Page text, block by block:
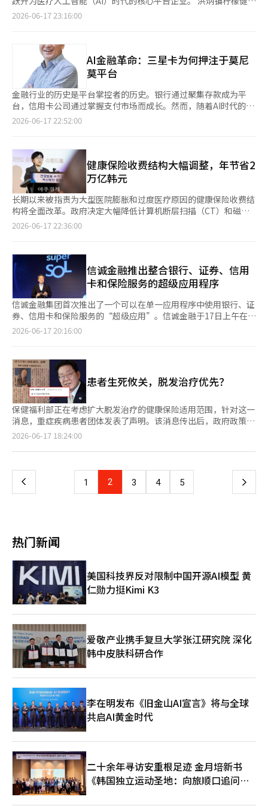
其中220艘为油轮。尽管美国与伊朗达成了停火谅解备忘录
（MOU），敌对行为几乎停止，但船东们仍然担心脆弱的和平会
完全开放。”他还表示：“特朗普政府期待在‘史诗般的愤怒’行
动开始之前，能源运输能够尽快恢复正常。引用匿名消息来源的报
道应被视为毫无根据的猜测。”※ 本报道经人工智能（AI）系统翻
译与编辑。
电动车的普及速度将进一步加快。政府持续推动环保车的普及政
策，同时汽车制造商之间的销售竞争也愈加激烈。根据凯兹优数据
同月的21727辆增长了50.9%。 保险公司为了降低电动车的高损失
率负担，正在调整附加险的折扣率等，但效果有限。汽车保险是一
种需要同时考虑消费者负担和政策导向的产品，因此难以将损失率
的上升直接反映在保险费上。 实际上，尽管汽车保险的损失率恶
化，政府最近推出了针对参与车辆五部制的保险费折扣政策，重视
扩大消费者的优惠。 保险业界人士表示：“虽然可以将电动车的
高损失率部分反映在保险费中，但由于汽车保险的强制性和受到消
费者负担及政策导向的影响，难以直接将损失率的上升转嫁给消费
获得30万韩元的政府补助金。由우리金融未来基金选定的自立准备
青年学员可额外获得70万韩元。对于长期失业青年或社会关怀对
力支持青年们不仅仅是接受教育和知识传授，而是能够成长为‘金
融AI专家’。”※ 本报道经人工智能（AI）系统翻译与编辑。
护理公司代表在17日于首尔汝矣岛康拉德酒店举行的企业公开
在成长为一个能够让医疗数据自由流动的中介基础设施企业。”
柠檬健康护理拥有连接医院、患者、保险公司和公共机构的实时双
向医疗数据中介平台——‘LDB（柠檬数字桥）’作为核心技术。
该平台的特点是将各医院不同的医疗数据标准化，并实时传递给所
需机构。 目前，公司在国内47家综合医院中已获得38家客户，市
场份额超过80%。患者使用的智能医院应用程序累计下载量已超过
1300万次。 特别是，参与保险开发院的实损保险索赔电子化平
台‘实损24’的建设项目，使公司在全国范围内的医疗数据中介能
达到190万，累计索赔次数突破1000万次。 洪代表表示：“目前
我们已积累超过1亿条医疗数据。”他进一步解释道：“我们正在
从医疗数据中介平台向数据加工和流通的基于数据的业务演变。”
公司计划在上市后构建医疗AI学习数据市场，成为向医疗AI企业、
大学和研究机构提供高质量医疗AI学习数据的数据交易平台运营
商。 洪代表强调：“我们不是开发医疗AI模型的公司，而是连接和
供应医疗AI企业所需数据的公司。”他表示：“我们将建立医疗AI
时代必不可少的数据流通基础设施。” 此外，公司还计划扩大远
电子处方传递和医疗影像移动发放等新数字医疗服务。 柠檬健康
护理计划将此次上市所获得的资金投入到医疗AI学习数据市场的建
设和新数字医疗服务的开发中。 另一方面，柠檬健康护理将公开
200万股，预计的公开价格范围为7500至1万元，预计募集金额为
15亿至20亿元。需求预测将于19日结束，普通认购将于24日至25
日进行。上市主承销商为KB证券。※ 本报道经人工智能（AI）系
统翻译与编辑。
2026-06-17 23:16:00
AI金融革命：三星卡为何押注于莫尼
莫平台
金融行业的历史是平台掌控者的历史。银行通过聚集存款成为平
台，信用卡公司通过掌握支付市场而成长。然而，随着AI时代的到
来，金融的竞争焦点再次发生变化。如今，客户数据的获取、精细
以泰总裁，首先需要看到信用卡行业的现实。当前，信用卡行业正
面临结构性危机。商户手续费持续降低，Toss、Kakao Pay、
Naver Pay等大型科技公司迅速侵占支付市场。过去仅靠增加信用
卡发放量来实现增长的时代已经结束。如果信用卡公司无法找到新
的盈利点，最终可能沦为平台公司的外包商，这种危机感在行业内
普遍存在。 金以泰正是从这一点出发。他认为，信用卡公司的本
质不在于卡片，而在于数据。信用卡公司最了解客户何时、何地、
购买了什么、使用了哪些服务以及偏好哪些品牌。在AI时代，这些
公司的竞争力将由数据的数量和质量决定，而非网点数量或会员数
量。 实际上，三星卡正在积极扩展数据相关业务，如数据专业机
构、我的数据和企业信息查询等。这不仅仅是简单的新业务拓展，
而是为AI金融时代构建基础设施。金以泰所展望的未来是一个数据
公司，而非传统的信用卡公司。它是一个理解客户消费并通过AI预
测客户未来行为的企业。 他的金融企业家精神在此显露无遗。当
其他人担忧信用卡收益时，他关注的是数据的未来。当其他人谈论
支付时，他则谈论平台。他超越了信用卡业务的界限，关注整个金
无疑是莫尼莫。连接三星人寿、三星财产保险、三星证券和三星卡
的整合平台莫尼莫，不仅仅是一个金融应用。对金以泰而言，莫尼
莫是三星金融的未来，也是AI金融革命的实验室。 自他上任以来，
金以泰已将与莫尼莫相关的组织提升为总部级别，并进行了全面投
资。他通过组织重组新设了莫尼莫总部，并逐步将三星卡应用整合
到莫尼莫中。这对信用卡公司而言是相当大的冒险，因为关闭运营
数十年的自有应用并将客户迁移到新平台并非易事。 然而，金以
泰判断金融的未来在于整合平台。客户并不将信用卡、保险、证券
据上也能更强大地运作。 莫尼莫的真正目的也在于此。连接散布
在三星金融各子公司的数据。将信用卡消费数据、保险数据、投资
数据和资产管理数据结合起来，可以更深入地理解客户。AI可以分
莫是三星金融的超级应用战略，也是AI金融革命的核心枢纽。 从数
据到AI，金以泰的下一个胜负手 AI金融不仅仅是创建聊天机器人，
而是更深入地理解客户并提供更准确的金融服务。金以泰正在为此
扩展数据生态系统。 三星卡正在超越金融领域，与多个行业加强
合作。与星巴克、Toss、G市场、闪电市场、KTX等生活密切相关
的平台建立更紧密的合作也是同样的逻辑。这是为了深入客户的日
常生活，获取更多数据，并将其与AI连接的战略。 尤其是金以泰将
咨询自动化或提高工作效率，但他将AI视为创造新商业模式的工
具。预测客户的需求，将金融与非金融服务连接起来，将消费、投
资、保险和支付整合为一体是他的目标。 三星卡最近扩大对AI、数
字资产和稳定币领域的关注也是基于此。未来金融很可能在一个平
台上实现支付、资产管理和数字资产的整合。金以泰正在为这一变
化提前做好准备。 当然，这也存在风险。对莫尼莫的大规模投资
负担依然存在。平台业务若成功则主导市场，若失败则只留下巨额
成本。一些人认为，莫尼莫是否能成为增长引擎或仅仅是成本负
担，目前尚难以判断。 然而，企业家精神本质上是在不确定性中
闪光。当所有人都走安全的道路时，企业家应首先投资于未来。金
以泰正是做出了这样的选择。 金以泰的金融企业家精神可以用一
句话来概括。 “从信用卡公司转型为AI平台公司。” 他不再仅仅
出售信用卡，而是理解客户数据。他不再仅仅守护支付市场，而是
希望重新构建金融生态系统。他押注于莫尼莫的原因也在于此。
在AI时代，金融的赢家很可能不是拥有最多网点的公司，而是能够
2026-06-17 22:52:00
健康保险收费结构大幅调整，年节省2
万亿韩元
长期以来被指责为大型医院膨胀和过度医疗原因的健康保险收费结
构将全面改革。政府决定大幅降低计算机断层扫描（CT）和磁共
振成像（MRI）等高收益检查费用，同时大幅增加长期处于赤字的
开了《加强地区和必需医疗的健康保险收费结构创新方案（草
案）》。此次改革的核心在于为了防止医疗人员短缺和地区医疗崩
溃，寻找健康保险财政中“浪费”的资金，并将其重新分配到真正
需要医生的地方。 郑恩京保健福利部部长表示：“我们将确
立‘地区优待’健康保险收费原则，以确保国民在地方或紧急情况
下能够及时获得高质量的必需医疗。”她强调：“将调节周期从原
来的5~7年大幅缩短至2年以内，以快速完成符合医疗环境变化的
合理补偿结构。” 负责此次发布的福利部保险给付科长柳正敏表
不必要的检查持续进行。”他指出：“政府将平衡调整诊疗项目间
的补偿水平，推动健康保险向地区和必需医疗更大胆地补偿，创新
收费体系。” 政府此次改革的重点是被认为是过度补偿的检验和
影像检查（CT·MRI）领域。根据健康保险公团对医院和诊所会计
资料的分析，投入100元的情况下，检验的平均收益为190元，而
CT和MRI的平均收益为200元，显示医院的收益过高，远超医疗行
为的难度和风险。 政府计划第一阶段将费用收益超过150%的检查
收费统一降低至150%水平。之后，计划在2028年前进行进一步分
析，最终调整至符合成本水平的平衡收费。政府预计，仅通过此次
省下来的2万亿韩元将全部再投资于地区和必需医疗、儿童及母婴
医疗等高风险、低补偿的医疗领域。为防止分娩基础设施崩溃，将
加强高风险孕妇的产前管理、分娩、新生儿重症监护室住院及治疗
年龄，提高补偿水平，并扩大对儿童重症处理和重大手术的补偿。
以预防后遗症。 保健福利部将在此次公听会上收集的专家和消费
者团体的意见基础上，完善具体方案，并在健康保险政策审议委员
会（健审委）审议后，于本月底确定最终方案并公布。※ 本报道
经人工智能（AI）系统翻译与编辑。
2026-06-17 22:36:00
信诚金融推出整合银行、证券、信用
卡和保险服务的超级应用程序
信诚金融集团首次推出了一个可以在单一应用程序中使用银行、证
券、信用卡和保险服务的“超级应用”。信诚金融于17日上午在首
尔中区总部举行了整合金融平台“信诚超级SOL（쏠）”的发布活
去，用户需要单独打开各个集团公司的应用程序来处理详细业务，
而现在所有业务都可以在一个应用程序中完成。主屏幕也进行了改
版，用户可以将常用服务放在顶部，自行配置。人工智能（AI）助
手也正式引入。客户只需输入关键词或通过对话即可获得从金融产
品推荐到注册和管理的全流程支持。与AI助手对话的业务多达50
种。例如，当用户询问“特斯拉股票动态如何”时，系统会判断为
证券问题并提供相关信息。信诚金融当天还推出了超级SOL的代表
性新产品——信诚SOL LINK。SOL LINK是将银行存取款和股票投
资功能结合的混合账户。用户无需单独开设证券账户或进行资金转
事长表示：“在代理金融时代，我们将开启前所未有的新金融体
验，并强调将基于集团的差异化能力，全面连接客户的金融生
2026-06-17 20:16:00
患者生死攸关，脱发治疗优先？
保健福利部正在考虑扩大脱发治疗的健康保险适用范围，针对这一
消息，重症疾病患者团体发表了声明。该消息传出后，政府政策在
网上引发了广泛的批评。 韩国重症疾病联合会于16日发表声明
情况下，我们感到深深的失望和愤怒。”并呼吁“立即停止这种民
护国民的生命和健康，应该优先将有限的财政投入到与生命息息相
关的重症疾病治疗中。 他们特别指出：“即使新药开发出来，健
财政优先投入到脱发治疗上，显然是政策优先级的颠倒。” 此
外，他们还表示：“健康保险的资金应首先用于挽救生命。”并担
忧“脱发给付的讨论可能加速健康保险财政的恶化，反而增加急需
治疗患者的负担。” 这一声明引发了某在线社区超过1300条评
论。 网友们纷纷表示：“生存与否直接关系到重症和罕见疾病患
者，健康保险对他们更为迫切。”、“癌症患者或罕见疾病患者的
药费问题应优先解决。”、“病人因治疗费用而痛苦，讨论脱发支
持实在难以理解。”等意见。 一位网友讽刺道：“这项承诺听起
来像是用公款派秘书去清潭洞买脱发洗发水的人说的。” 其他网
友也评论道：“国家债务在李在明执政的一年内增加了280万亿韩
元，难道他想随意挪用健康保险资金吗？”、“国家的钱是你的私
人财产吗？”、“希望你能被政权更替。”、“大家还是爱你
吗？”等。※ 本报道经人工智能（AI）系统翻译与编辑。
2026-06-17 18:24:00
上
页
1 2 3 4 5 下
热门新闻
美国科技界反对限制中国开源AI模型 黄
仁勋力挺Kimi K3
爱敬产业携手复旦大学张江研究院 深化
韩中皮肤科研合作
李在明发布《旧金山AI宣言》将与全球
共启AI黄金时代
二十余年寻访安重根足迹 金月培新书
《韩国独立运动圣地：向旅顺口追问历